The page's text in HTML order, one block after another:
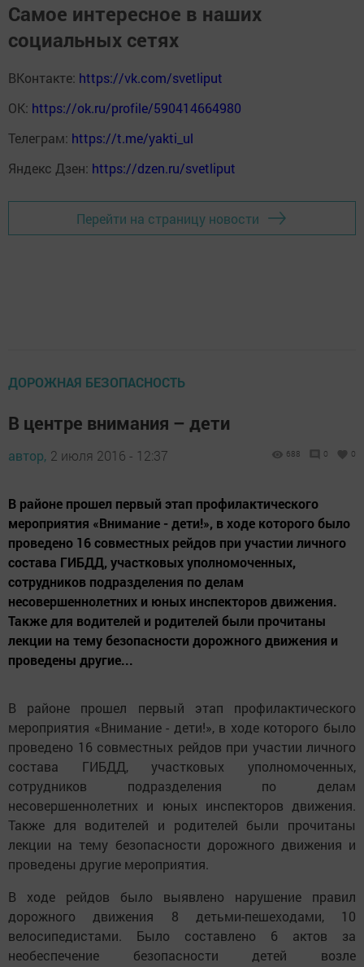
Самое интересное в наших
социальных сетях
ВКонтакте: https://vk.com/svetliput
ОК: https://ok.ru/profile/590414664980
Телеграм: https://t.me/yakti_ul
Яндекс Дзен: https://dzen.ru/svetliput
Перейти на страницу новости
ДОРОЖНАЯ БЕЗОПАСНОСТЬ
В центре внимания – дети
автор, 2 июля 2016 - 12:37 688 0 0
В районе прошел первый этап профилактического
мероприятия «Внимание - дети!», в ходе которого было
проведено 16 совместных рейдов при участии личного
состава ГИБДД, участковых уполномоченных,
сотрудников подразделения по делам
несовершеннолетних и юных инспекторов движения.
Также для водителей и родителей были прочитаны
лекции на тему безопасности дорожного движения и
проведены другие...
В районе прошел первый этап профилактического
мероприятия «Внимание - дети!», в ходе которого было
проведено 16 совместных рейдов при участии личного
состава ГИБДД, участковых уполномоченных,
сотрудников подразделения по делам
несовершеннолетних и юных инспекторов движения.
Также для водителей и родителей были прочитаны
лекции на тему безопасности дорожного движения и
проведены другие мероприятия.
В ходе рейдов было выявлено нарушение правил
дорожного движения 8 детьми-пешеходами, 10
велосипедистами. Было составлено 6 актов за
необеспечение безопасности детей возле